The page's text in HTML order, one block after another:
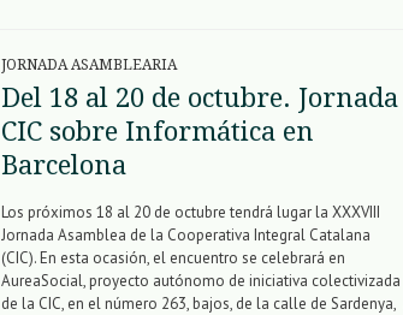
JORNADA ASAMBLEARIA
Del 18 al 20 de octubre. Jornada
CIC sobre Informática en
Barcelona
Los próximos 18 al 20 de octubre tendrá lugar la XXXVIII
Jornada Asamblea de la Cooperativa Integral Catalana
(CIC). En esta ocasión, el encuentro se celebrará en
AureaSocial, proyecto autónomo de iniciativa colectivizada
de la CIC, en el número 263, bajos, de la calle de Sardenya,